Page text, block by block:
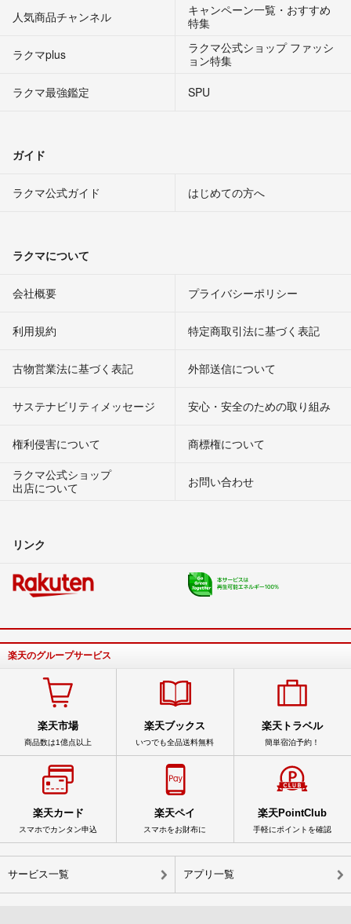
人気商品チャンネル
キャンペーン一覧・おすすめ
特集
ラクマplus
ラクマ公式ショップ ファッシ
ョン特集
ラクマ最強鑑定
SPU
ガイド
ラクマ公式ガイド はじめての方へ
ラクマについて
会社概要 プライバシーポリシー
利用規約 特定商取引法に基づく表記
古物営業法に基づく表記 外部送信について
サステナビリティメッセージ 安心・安全のための取り組み
権利侵害について
商標権について
ラクマ公式ショップ
出店について
お問い合わせ
リンク
楽天のグループサービス
楽天市場
商品数は1億点以上
楽天ブックス
いつでも全品送料無料
楽天トラベル
簡単宿泊予約！
楽天カード
スマホでカンタン申込
楽天ペイ
スマホをお財布に
楽天PointClub
手軽にポイントを確認
サービス一覧 アプリ一覧